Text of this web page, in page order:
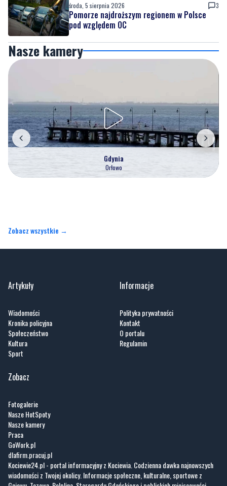
środa, 5 sierpnia 2026 3
Pomorze najdroższym regionem w Polsce
pod względem OC
Nasze kamery
Gdynia
Orłowo
Zobacz wszystkie →
Artykuły
Wiadomości
Kronika policyjna
Społeczeństwo
Kultura
Sport
Informacje
Polityka prywatności
Kontakt
O portalu
Regulamin
Zobacz
Fotogalerie
Nasze HotSpoty
Nasze kamery
Praca
GoWork.pl
dlafirm.pracuj.pl
Kociewie24.pl - portal informacyjny z Kociewia. Codzienna dawka najnowszych
wiadomości z Twojej okolicy. Informacje społeczne, kulturalne, sportowe z